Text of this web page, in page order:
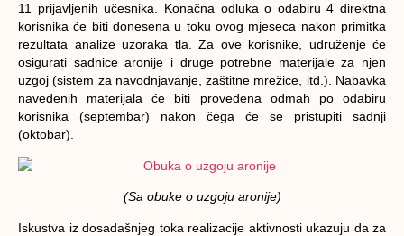
11 prijavljenih učesnika. Konačna odluka o odabiru 4 direktna
korisnika će biti donesena u toku ovog mjeseca nakon primitka
rezultata analize uzoraka tla. Za ove korisnike, udruženje će
osigurati sadnice aronije i druge potrebne materijale za njen
uzgoj (sistem za navodnjavanje, zaštitne mrežice, itd.). Nabavka
navedenih materijala će biti provedena odmah po odabiru
korisnika (septembar) nakon čega će se pristupiti sadnji
(oktobar).
(Sa obuke o uzgoju aronije)
Iskustva iz dosadašnjeg toka realizacije aktivnosti ukazuju da za